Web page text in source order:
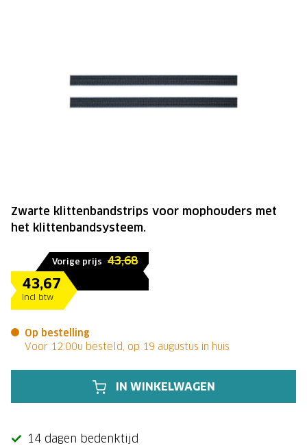
Vorige prijs 43,68
43,67
Incl btw
Op bestelling
Voor 12:00u besteld, op 19 augustus in huis
IN WINKELWAGEN
14 dagen bedenktijd
Zwarte klittenbandstrips voor mophouders met
het klittenbandsysteem.